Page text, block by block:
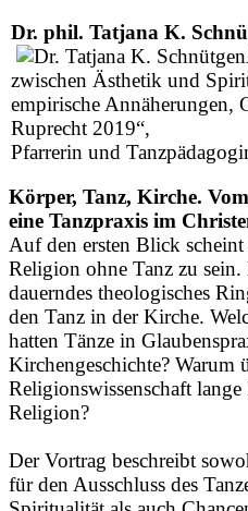
Dr. phil. Tatjana K.
zwischen Ästhetik und
empirische Annäherungen,
Ruprecht 2019“,
Pfarrerin und
Körper, Tanz, Kirche.
eine Tanzpraxis im
Auf den ersten Blick
Religion ohne Tanz zu
dauerndes theologisches
den Tanz in der Kirche.
hatten Tänze in
Kirchengeschichte? Warum
Religionswissenschaft
Religion?
Der Vortrag beschreibt
für den Ausschluss des